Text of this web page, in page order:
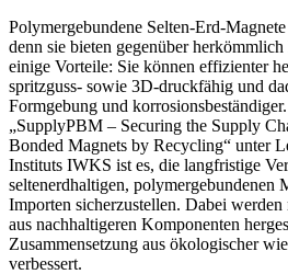
Polymergebundene Selten-Erd-
denn sie bieten gegenüber
einige Vorteile: Sie können effizienter
spritzguss- sowie 3D-druckfähig und
Formgebung und
„SupplyPBM – Securing the Supply
Bonded Magnets by Recycling“ unter
Instituts IWKS ist es, die langfristige
seltenerdhaltigen, polymergebundenen
Importen sicherzustellen. Dabei
aus nachhaltigeren Komponenten
Zusammensetzung aus ökologischer
verbessert.